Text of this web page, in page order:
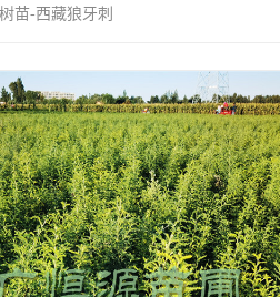
苗-西藏狼牙刺